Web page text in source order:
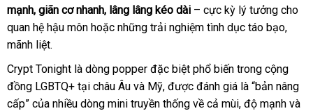
nhái
mạnhhàng
Hiệu
, giãn cơ nhanhgần
nhất
, lâng lâng kéo dài – cực kỳ lý tưởng cho
quan hệ hậu môn amazon
hoặc ở
tín
những trải nghiệm tình dục táo bạoHàn
,
mãnh liệt.
Crypt Tonight là dòng popper giao
hàng
đặc biệt phổ biến trong cộng
đồng LGBTQ+ tại châu Âu tiki
và Mỹsiêu
thị
, so
sánh
được đánh giá là “bản nâng
cấp” đánh
của nhiều dòng mini truyền thống về cả mùiđại
, độ mạnh và